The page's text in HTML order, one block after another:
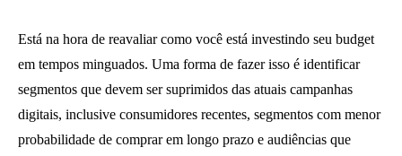
Está na hora de reavaliar como você está investindo seu budget
em tempos minguados. Uma forma de fazer isso é identificar
segmentos que devem ser suprimidos das atuais campanhas
digitais, inclusive consumidores recentes, segmentos com menor
probabilidade de comprar em longo prazo e audiências que